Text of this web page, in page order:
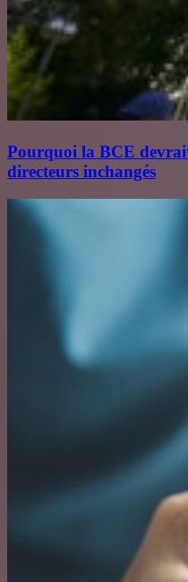
Pourquoi la BCE
directeurs inchangés